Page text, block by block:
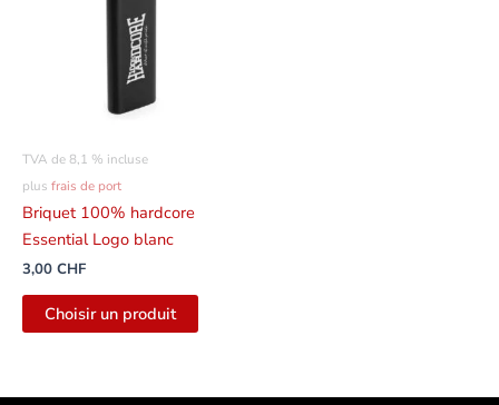
TVA de 8,1 % incluse
plus frais de port
Briquet 100% hardcore
Essential Logo blanc
3,00 CHF
Choisir un produit